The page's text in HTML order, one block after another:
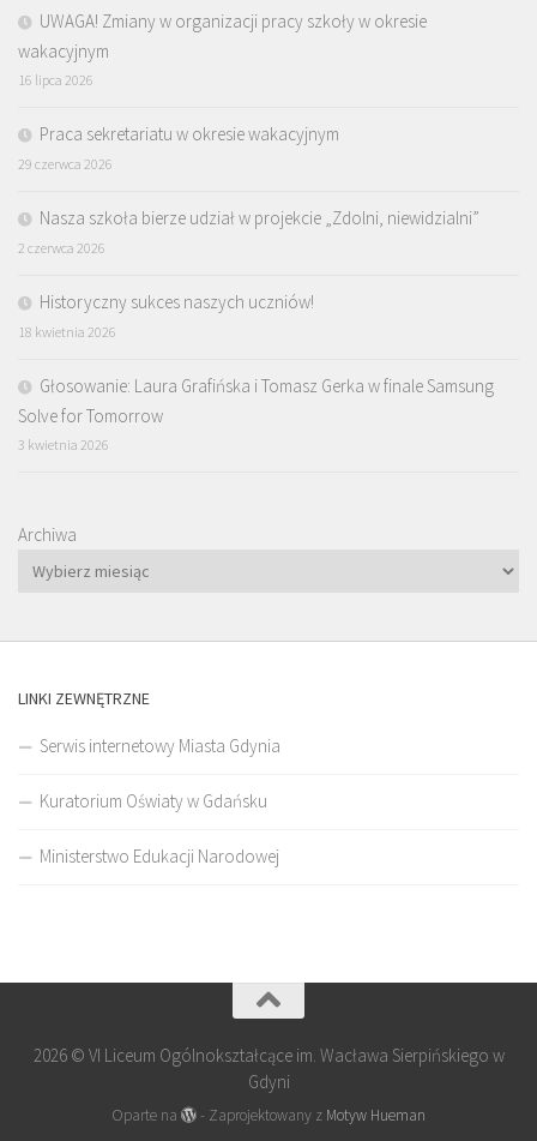
UWAGA! Zmiany w organizacji pracy szkoły w okresie
wakacyjnym
16 lipca 2026
Praca sekretariatu w okresie wakacyjnym
29 czerwca 2026
Nasza szkoła bierze udział w projekcie „Zdolni, niewidzialni”
2 czerwca 2026
Historyczny sukces naszych uczniów!
18 kwietnia 2026
Głosowanie: Laura Grafińska i Tomasz Gerka w finale Samsung
Solve for Tomorrow
3 kwietnia 2026
Archiwa
LINKI ZEWNĘTRZNE
Serwis internetowy Miasta Gdynia
Kuratorium Oświaty w Gdańsku
Ministerstwo Edukacji Narodowej
2026 © VI Liceum Ogólnokształcące im. Wacława Sierpińskiego w
Gdyni
Oparte na - Zaprojektowany z Motyw Hueman